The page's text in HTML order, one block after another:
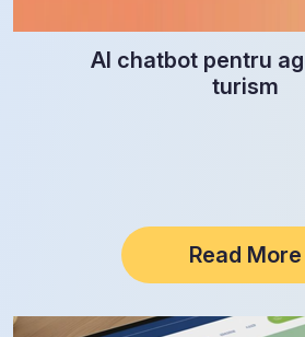
AI chatbot pentru
turism
Read More